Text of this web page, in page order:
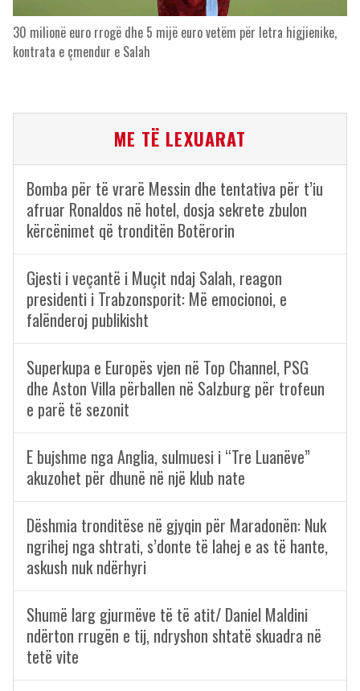
30 milionë euro rrogë dhe 5 mijë euro vetëm për letra higjienike,
kontrata e çmendur e Salah
ME TË LEXUARAT
Bomba për të vrarë Messin dhe tentativa për t’iu
afruar Ronaldos në hotel, dosja sekrete zbulon
kërcënimet që tronditën Botërorin
Gjesti i veçantë i Muçit ndaj Salah, reagon
presidenti i Trabzonsporit: Më emocionoi, e
falënderoj publikisht
Superkupa e Europës vjen në Top Channel, PSG
dhe Aston Villa përballen në Salzburg për trofeun
e parë të sezonit
E bujshme nga Anglia, sulmuesi i “Tre Luanëve”
akuzohet për dhunë në një klub nate
Dëshmia tronditëse në gjyqin për Maradonën: Nuk
ngrihej nga shtrati, s’donte të lahej e as të hante,
askush nuk ndërhyri
Shumë larg gjurmëve të të atit/ Daniel Maldini
ndërton rrugën e tij, ndryshon shtatë skuadra në
tetë vite